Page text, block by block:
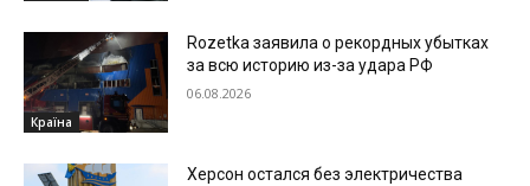
Країна
Rozetka заявила о рекордных убытках
за всю историю из-за удара РФ
06.08.2026
Херсон остался без электричества